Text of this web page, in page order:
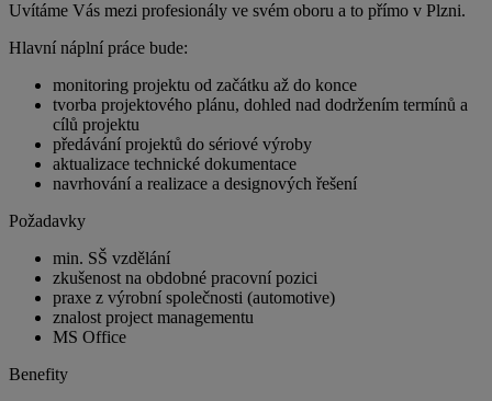
Uvítáme Vás mezi profesionály ve svém oboru a to přímo v Plzni.
Hlavní náplní práce bude:
monitoring projektu od začátku až do konce
tvorba projektového plánu, dohled nad dodržením termínů a
cílů projektu
předávání projektů do sériové výroby
aktualizace technické dokumentace
navrhování a realizace a designových řešení
Požadavky
min. SŠ vzdělání
zkušenost na obdobné pracovní pozici
praxe z výrobní společnosti (automotive)
znalost project managementu
MS Office
Benefity